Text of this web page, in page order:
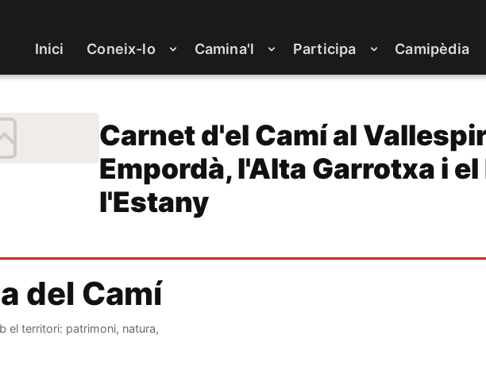
Inici Coneix-lo Camina'l Participa Camipèdia
Carnet d'el Camí al
Empordà, l'Alta Garrotxa i el
l'Estany
del Camí
el territori: patrimoni, natura,